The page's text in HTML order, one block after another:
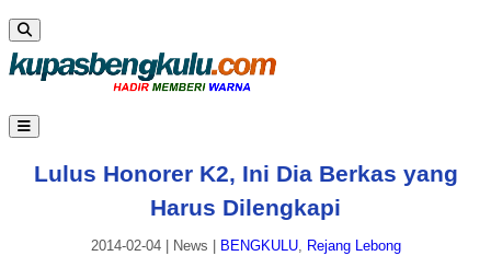
Lulus Honorer K2, Ini Dia Berkas yang
Harus Dilengkapi
2014-02-04| News BENGKULU, Rejang Lebong